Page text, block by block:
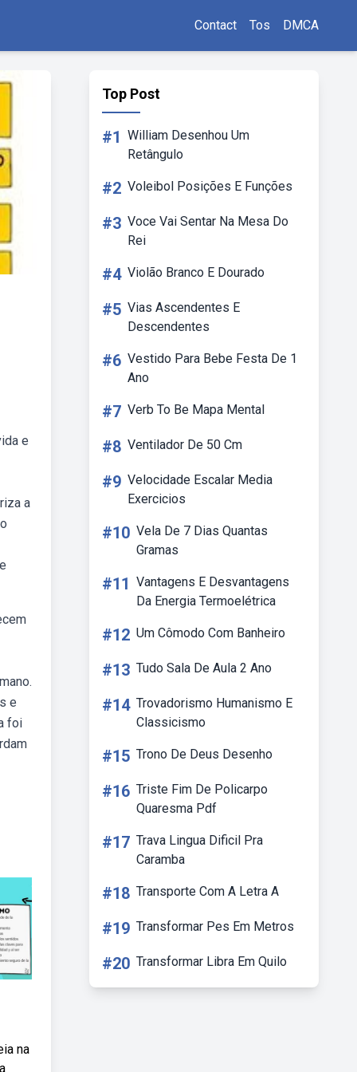
Contact Tos DMCA
e
a
e
foi
na
Top Post
#1 William Desenhou Um
Retângulo
#2 Voleibol Posições E Funções
#3 Voce Vai Sentar Na Mesa Do
Rei
#4 Violão Branco E Dourado
#5 Vias Ascendentes E
Descendentes
#6 Vestido Para Bebe Festa De 1
Ano
#7 Verb To Be Mapa Mental
#8 Ventilador De 50 Cm
#9 Velocidade Escalar Media
Exercicios
#10 Vela De 7 Dias Quantas
Gramas
#11 Vantagens E Desvantagens
Da Energia Termoelétrica
#12 Um Cômodo Com Banheiro
#13 Tudo Sala De Aula 2 Ano
#14 Trovadorismo Humanismo E
Classicismo
#15 Trono De Deus Desenho
#16 Triste Fim De Policarpo
Quaresma Pdf
#17 Trava Lingua Dificil Pra
Caramba
#18 Transporte Com A Letra A
#19 Transformar Pes Em Metros
#20 Transformar Libra Em Quilo